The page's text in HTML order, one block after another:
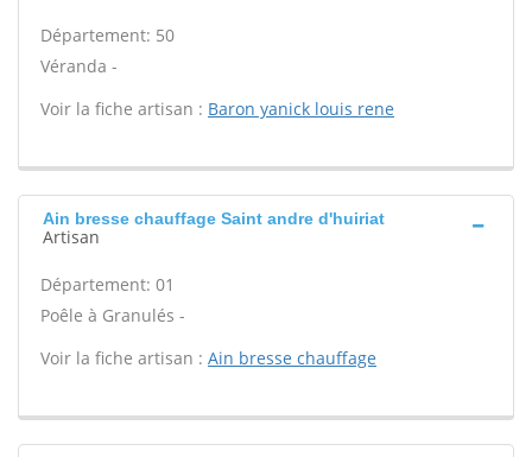
Département: 50
Véranda -
Voir la fiche artisan : Baron yanick louis rene
Ain bresse chauffage Saint andre d'huiriat
Artisan
Département: 01
Poêle à Granulés -
Voir la fiche artisan : Ain bresse chauffage